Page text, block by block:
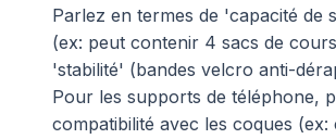
Parlez en termes de 'capacité de
(ex: peut contenir 4 sacs de
'stabilité' (bandes velcro anti-
Pour les supports de téléphone,
compatibilité avec les coques (ex: